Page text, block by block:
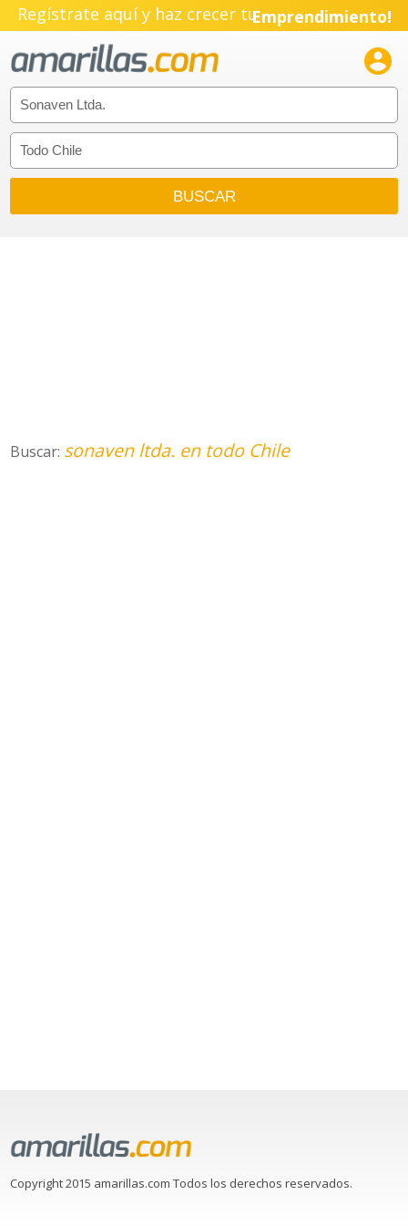
Regístrate aquí y haz crecer tuEmprendimiento!

Buscar: sonaven ltda. en todo Chile
Copyright 2015 amarillas.com Todos los derechos reservados.